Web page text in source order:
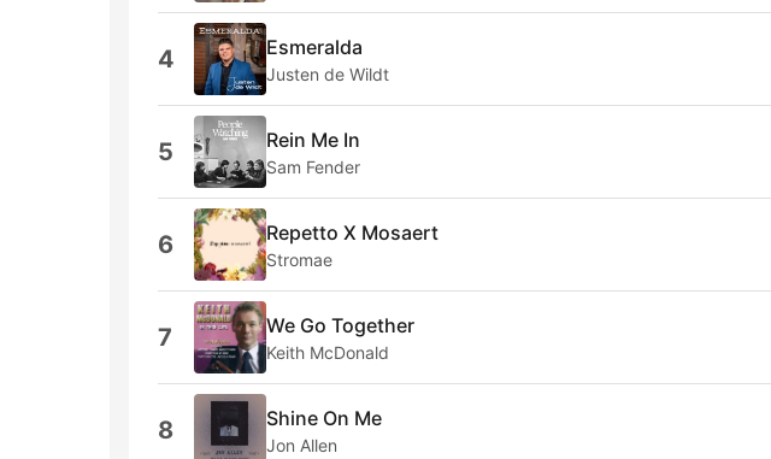
4 Esmeralda
Justen de Wildt
5 Rein Me In
Sam Fender
6 Repetto X Mosaert
Stromae
7 We Go Together
Keith McDonald
8 Shine On Me
Jon Allen